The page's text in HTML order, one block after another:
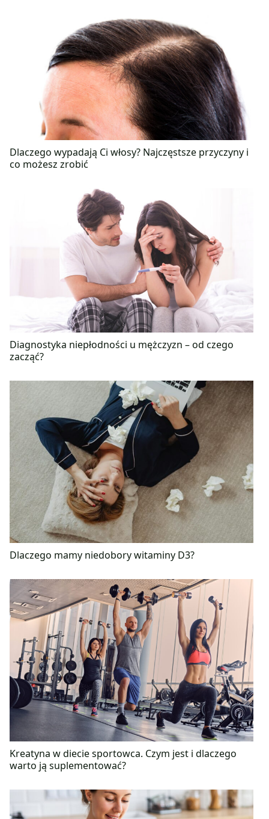
Dlaczego wypadają Ci włosy? Najczęstsze przyczyny i
co możesz zrobić
Diagnostyka niepłodności u mężczyzn – od czego
zacząć?
Dlaczego mamy niedobory witaminy D3?
Kreatyna w diecie sportowca. Czym jest i dlaczego
warto ją suplementować?